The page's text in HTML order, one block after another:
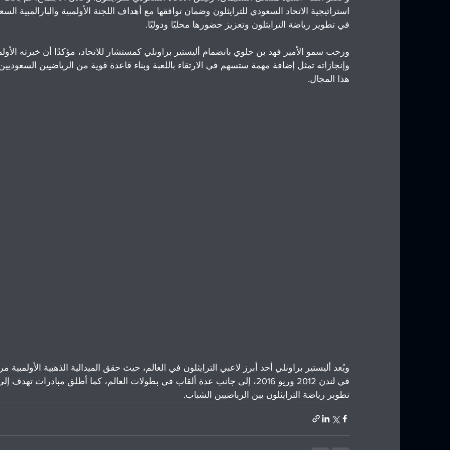
استراتيجية الاتحاد السعودي للترايثلون وضمان توافقها مع أهداف اللجنة الأولمبية والبارالمبية
في تطوير رياضة الترايثلون وتعزيز حضورها محليًا ودوليًا.
ورحب سمو الأمير فهد بن جلوي بانضمام أليستير براونلي كمستشار للاتحاد، مؤكدًا أن خبرته
وإنجازاته تمثل إضافة مهمة ستسهم في الارتقاء باللعبة وبناء قاعدة قوية من الرياضيين
هذا المجال.
ويُعد أليستير براونلي أحد أبرز لاعبي الترايثلون في العالم، حيث حقق الميدالية الذهبية الأولمبية
في لندن 2012 وريو 2016، إلى جانب عدة ألقاب في بطولات العالم، كما أطلق مبادرات تهدف
تطوير رياضة الترايثلون بين الرياضيين الشباب.